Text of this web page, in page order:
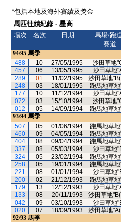
*包括本地及海外賽績及獎金
馬匹往績紀錄 - 星高
場次
名次 日期
馬場/跑
賽道
94/95 馬季
488
10 27/05/1995 沙田草地
457
06 13/05/1995 沙田草地
289
01 11/02/1995 沙田草地
248
03 18/01/1995 跑馬地草
177
10 11/12/1994 沙田草地
072
03 15/10/1994 沙田草地
012
05 14/09/1994 跑馬地草
93/94 馬季
507
05 01/06/1994 跑馬地草
460
09 04/05/1994 跑馬地草
404
08 09/04/1994 跑馬地草
337
08 05/03/1994 沙田草地
324
05 23/02/1994 跑馬地草
258
05 19/01/1994 跑馬地草
221
08 01/01/1994 沙田草地
200
02 21/12/1993 跑馬地草
179
13 12/12/1993 沙田草地
133
08 20/11/1993 沙田草地
042
09 03/10/1993 沙田草地
020
07 18/09/1993 沙田草地
92/93 馬季